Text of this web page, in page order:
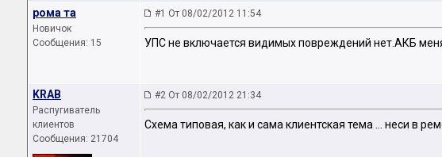
рома та
Новичок
Сообщения: 15
#1 От 08/02/2012 11:54
УПС не включается видимых повреждений нет.АКБ
KRAB
Распугиватель
клиентов
Сообщения: 21704
#2 От 08/02/2012 21:34
Схема типовая, как и сама клиентская тема ... неси в